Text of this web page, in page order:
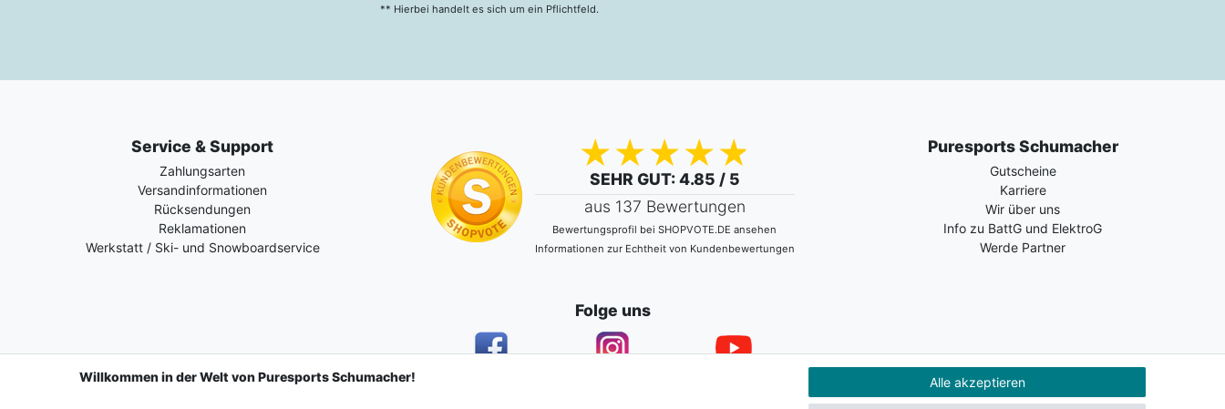
** Hierbei handelt es sich um ein Pflichtfeld.
Service & Support
Zahlungsarten
Versandinformationen
Rücksendungen
Reklamationen
Werkstatt / Ski- und Snowboardservice
SEHR GUT: 4.85 / 5
aus 137 Bewertungen
Bewertungsprofil bei SHOPVOTE.DE ansehen
Informationen zur Echtheit von Kundenbewertungen
Puresports Schumacher
Gutscheine
Karriere
Wir über uns
Info zu BattG und ElektroG
Werde Partner
Folge uns
Willkommen in der Welt von Puresports Schumacher! Alle akzeptieren